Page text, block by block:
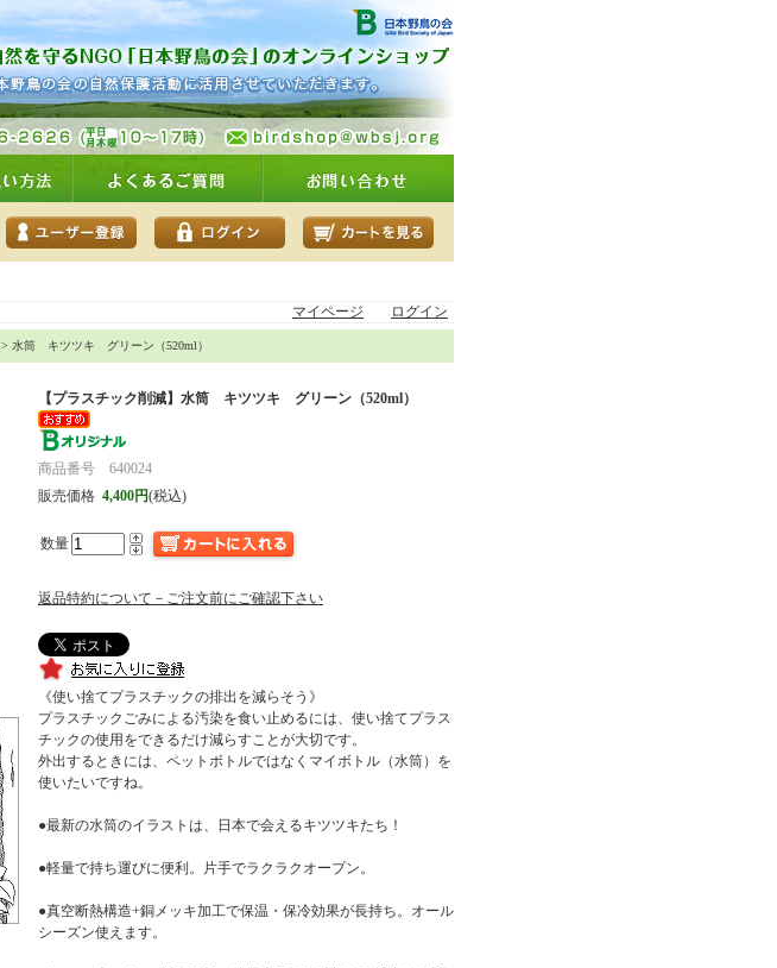
マイページ
ログイン
> 水筒 キツツキ グリーン（520ml）
【プラスチック削減】 水筒 キツツキ グリーン（520ml）
商品番号 640024
販売価格 4,400円(税込)
数量
返品特約について－ご注文前にご確認下さい
《使い捨てプラスチックの排出を減らそう》
プラスチックごみによる汚染を食い止めるには、使い捨てプラス
チックの使用をできるだけ減らすことが大切です。
外出するときには、ペットボトルではなくマイボトル（水筒）を
使いたいですね。
●最新の水筒のイラストは、日本で会えるキツツキたち！
●軽量で持ち運びに便利。片手でラクラクオープン。
●真空断熱構造+銅メッキ加工で保温・保冷効果が長持ち。オール
シーズン使えます。